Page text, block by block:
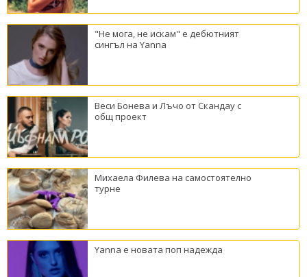
"Не мога, не искам" е дебютният
сингъл на Yanna
Веси Бонева и Лъчо от Скандау с
общ проект
Михаела Филева на самостоятелно
турне
Yanna е новата поп надежда